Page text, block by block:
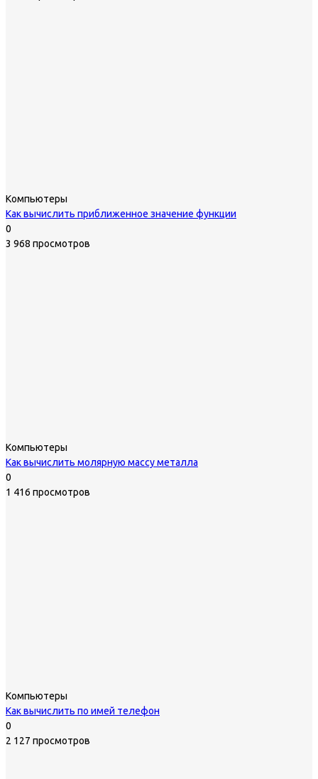
Компьютеры
Как вычислить приближенное значение функции
0
3 968 просмотров
Компьютеры
Как вычислить молярную массу металла
0
1 416 просмотров
Компьютеры
Как вычислить по имей телефон
0
2 127 просмотров